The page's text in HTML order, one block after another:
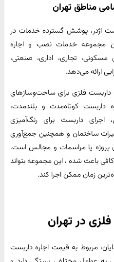
مناطق تهران
اژدر، پوشش گسترده خدمات در
مجموعه خدمات نصب و اجاره
مسکونی، تجاری، اداری، صنعتی،
ارائه می‌دهد.
فلزی برای ساخت‌وسازهای
داربست کوتاه‌مدت و بلندمدت،
اجرای داربست برای رنگ‌آمیزی
ساختمان و همچنین جمع‌آوری
پروژه یا مراسمات و مجالس است.
باعث شده ، این مجموعه بتواند
زمان ممکن اجرا کند.
در تهران
مربوط به قیمت اجاره داربست